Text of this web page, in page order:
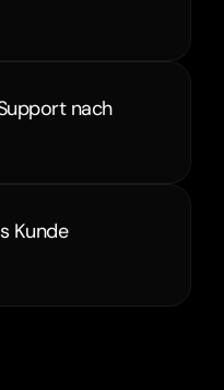
nach
Kunde